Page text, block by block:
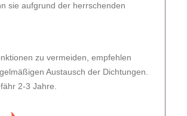
sie aufgrund der herrschenden
zu vermeiden, empfehlen
Austausch der Dichtungen.
2-3 Jahre.